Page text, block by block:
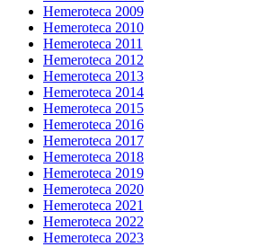
Hemeroteca 2009
Hemeroteca 2010
Hemeroteca 2011
Hemeroteca 2012
Hemeroteca 2013
Hemeroteca 2014
Hemeroteca 2015
Hemeroteca 2016
Hemeroteca 2017
Hemeroteca 2018
Hemeroteca 2019
Hemeroteca 2020
Hemeroteca 2021
Hemeroteca 2022
Hemeroteca 2023